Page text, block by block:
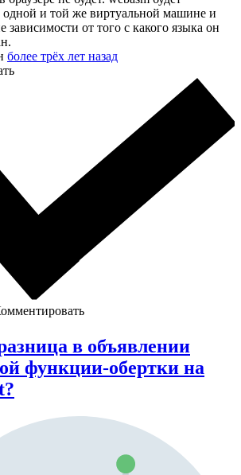
одной и той же виртуальной машине и
зависимости от того с какого языка он
более трёх лет назад
в объявлении
функции-обертки на